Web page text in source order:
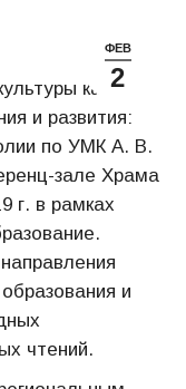
ФЕВ
2
как
и развития:
по УМК А. В.
зале Храма
г. в рамках
и
чтений.